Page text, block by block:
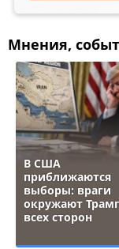
Мнения,
В США
приближаются
выборы: враги
окружают
всех сторон